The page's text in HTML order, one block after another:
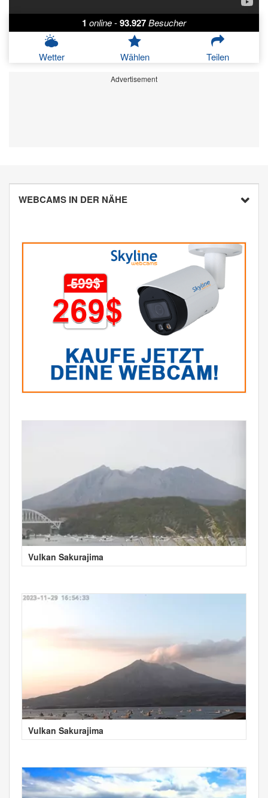
1 online-93.927Besucher
Wetter Wählen Teilen
Advertisement
WEBCAMS IN DER NÄHE
Vulkan Sakurajima
Vulkan Sakurajima